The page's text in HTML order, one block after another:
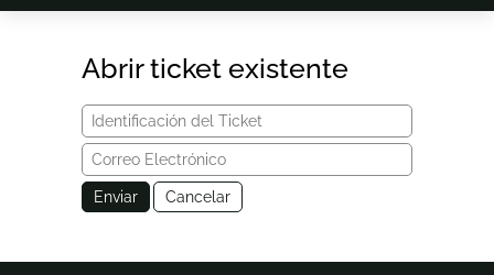
Abrir ticket existente
Enviar Cancelar